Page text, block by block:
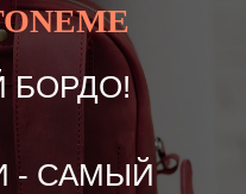
БОРДО!
- САМЫЙ